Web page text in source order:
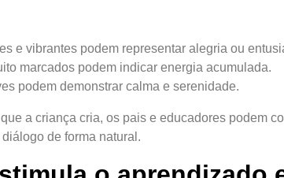
e vibrantes podem representar alegria ou
marcados podem indicar energia acumulada.
podem demonstrar calma e serenidade.
a criança cria, os pais e educadores podem
de forma natural.